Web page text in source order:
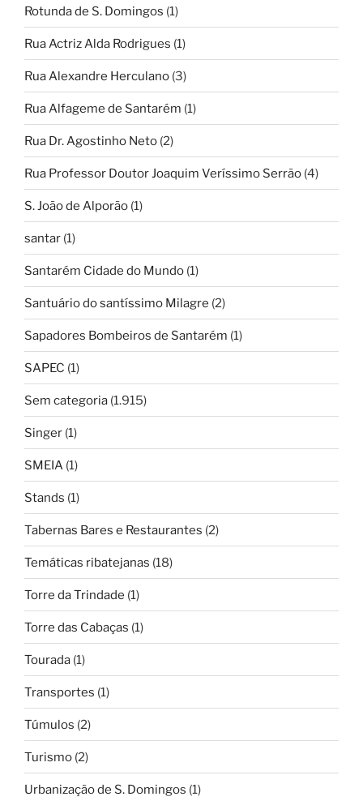
Rotunda de S. Domingos (1)
Rua Actriz Alda Rodrigues (1)
Rua Alexandre Herculano (3)
Rua Alfageme de Santarém (1)
Rua Dr. Agostinho Neto (2)
Rua Professor Doutor Joaquim Veríssimo Serrão (4)
S. João de Alporão (1)
santar (1)
Santarém Cidade do Mundo (1)
Santuário do santíssimo Milagre (2)
Sapadores Bombeiros de Santarém (1)
SAPEC (1)
Sem categoria (1.915)
Singer (1)
SMEIA (1)
Stands (1)
Tabernas Bares e Restaurantes (2)
Temáticas ribatejanas (18)
Torre da Trindade (1)
Torre das Cabaças (1)
Tourada (1)
Transportes (1)
Túmulos (2)
Turismo (2)
Urbanização de S. Domingos (1)